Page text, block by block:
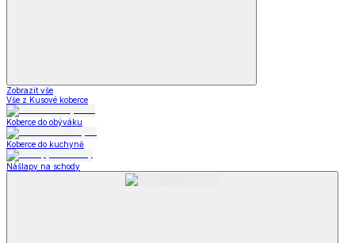
Zobrazit vše
Vše z Kusové koberce
Koberce do obýváku
Koberce do kuchyně
Nášlapy na schody